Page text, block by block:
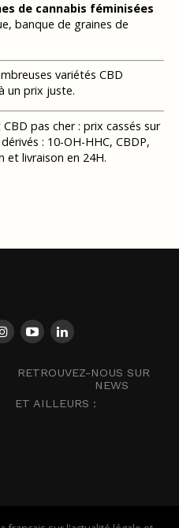
de cannabis féminisées
banque de graines de
variétés CBD
un prix juste.
pas cher : prix cassés sur
: 10-OH-HHC, CBDP,
et livraison en 24H.
RETROUVEZ-NOUS SUR
NEWS
ET AILLEURS :